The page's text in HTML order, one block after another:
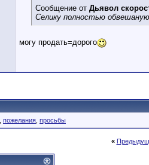
Сообщение от Дьявол
Селику полностью
могу продать=дорого
пожелания просьбы
«